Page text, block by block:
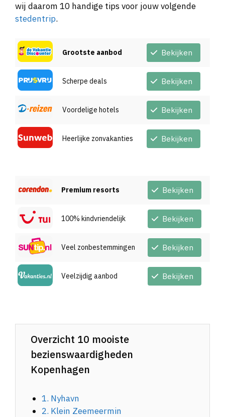
wij daarom 10 handige tips voor jouw volgende
stedentrip.
Grootste aanbod Bekijken
Scherpe deals Bekijken
Voordelige hotels Bekijken
Heerlijke zonvakanties Bekijken
Premium resorts Bekijken
100% kindvriendelijk Bekijken
Veel zonbestemmingen Bekijken
Veelzijdig aanbod Bekijken
Overzicht 10 mooiste
bezienswaardigheden
Kopenhagen
1. Nyhavn
2. Klein Zeemeermin